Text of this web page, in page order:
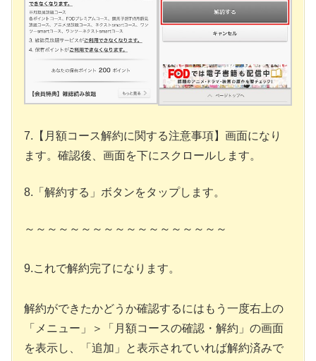
7.【月額コース解約に関する注意事項】画面になり
ます。確認後、画面を下にスクロールします。
8.「解約する」ボタンをタップします。
～～～～～～～～～～～～～～～～～～
9.これで解約完了になります。
解約ができたかどうか確認するにはもう一度右上の
「メニュー」＞「月額コースの確認・解約」の画面
を表示し、「追加」と表示されていれば解約済みで